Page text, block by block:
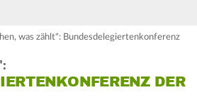
was zählt": Bundesdelegiertenkonferenz
DER